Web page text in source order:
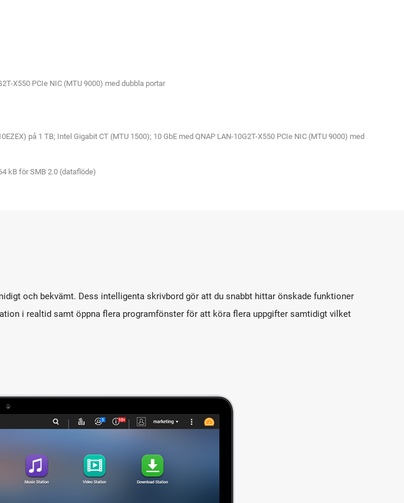
X550 PCIe NIC (MTU 9000) med dubbla portar
på 1 TB; Intel Gigabit CT (MTU 1500); 10 GbE med QNAP LAN-10G2T-X550 PCIe NIC (MTU 9000) med
kB för SMB 2.0 (dataflöde)
och bekvämt. Dess intelligenta skrivbord gör att du snabbt hittar önskade funktioner
i realtid samt öppna flera programfönster för att köra flera uppgifter samtidigt vilket